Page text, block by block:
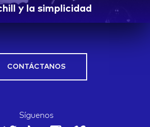
y la simplicidad
CONTÁCTANOS
Síguenos